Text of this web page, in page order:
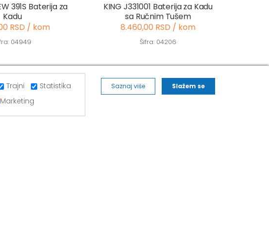
391S Baterija za
Kadu
RSD / kom
04949
KING J331001 Baterija za Kadu
sa Ručnim Tušem
8.460,00 RSD / kom
Šifra: 04206
ALVOS NOVA PAZOVA
Trajni
Statistika
Marketing
Saznaj više Slažem se